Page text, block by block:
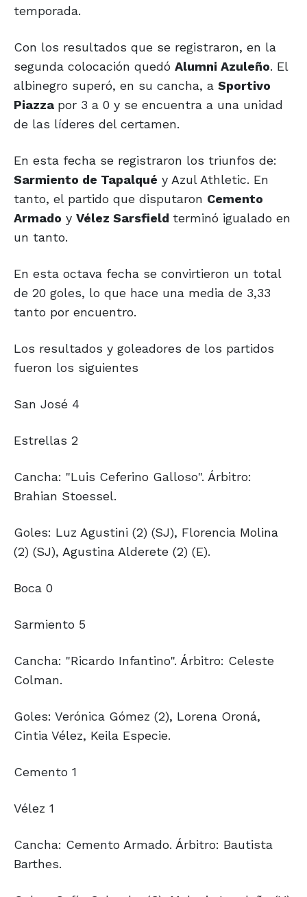
temporada.
Con los resultados que se registraron, en la
segunda colocación quedó Alumni Azuleño. El
albinegro superó, en su cancha, a Sportivo
Piazza por 3 a 0 y se encuentra a una unidad
de las líderes del certamen.
En esta fecha se registraron los triunfos de:
Sarmiento de Tapalqué y Azul Athletic. En
tanto, el partido que disputaron Cemento
Armado y Vélez Sarsfield terminó igualado en
un tanto.
En esta octava fecha se convirtieron un total
de 20 goles, lo que hace una media de 3,33
tanto por encuentro.
Los resultados y goleadores de los partidos
fueron los siguientes
San José 4
Estrellas 2
Cancha: "Luis Ceferino Galloso". Árbitro:
Brahian Stoessel.
Goles: Luz Agustini (2) (SJ), Florencia Molina
(2) (SJ), Agustina Alderete (2) (E).
Boca 0
Sarmiento 5
Cancha: "Ricardo Infantino". Árbitro: Celeste
Colman.
Goles: Verónica Gómez (2), Lorena Oroná,
Cintia Vélez, Keila Especie.
Cemento 1
Vélez 1
Cancha: Cemento Armado. Árbitro: Bautista
Barthes.